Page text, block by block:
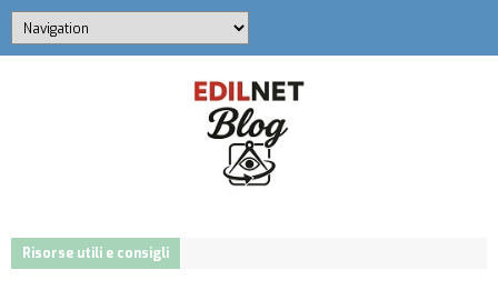
Risorse utili e consigli